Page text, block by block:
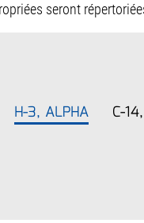
seront
H-3, ALPHA C-